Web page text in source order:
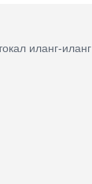
иланг-иланг